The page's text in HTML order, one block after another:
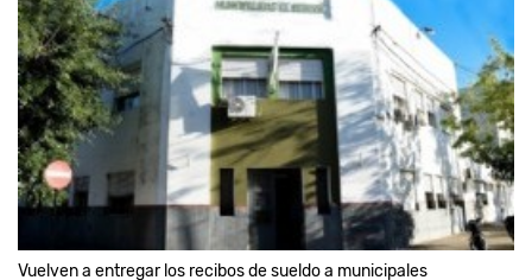
Vuelven a entregar los recibos de sueldo a municipales